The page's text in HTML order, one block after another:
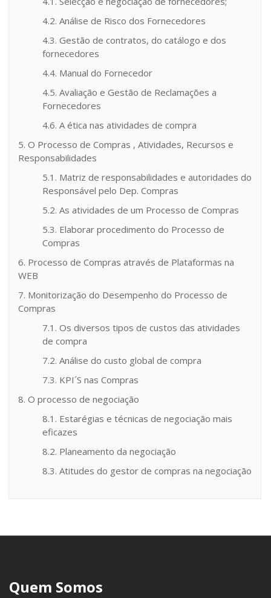
4.2. Análise de Risco dos Fornecedores
4.3. Gestão de contratos, do catálogo e dos
fornecedores
4.4. Manual do Fornecedor
4.5. Avaliação e Gestão de Reclamações a
Fornecedores
4.6. A ética nas atividades de compra
5. O Processo de Compras , Atividades, Recursos e
Responsabilidades
5.1. Matriz de responsabilidades e autoridades do
Responsável pelo Dep. Compras
5.2. As atividades de um Processo de Compras
5.3. Elaborar procedimento do Processo de
Compras
6. Processo de Compras através de Plataformas na
WEB
7. Monitorização do Desempenho do Processo de
Compras
7.1. Os diversos tipos de custos das atividades
de compra
7.2. Análise do custo global de compra
7.3. KPI´S nas Compras
8. O processo de negociação
8.1. Estarégias e técnicas de negociação mais
eficazes
8.2. Planeamento da negociação
8.3. Atitudes do gestor de compras na negociação
Quem Somos